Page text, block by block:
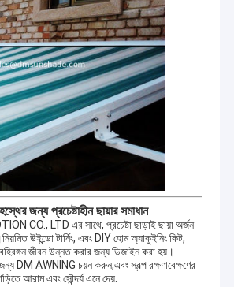
জন্য প্রচেষ্টাহীন ছায়ার সমাধান
CO., LTD এর সাথে, প্রচেষ্টা ছাড়াই ছায়া অর্জন
উইন্ডো টার্নিং, এবং DIY হোম অ্যাকুইনিং কিট,
জীবন উন্নত করার জন্য ডিজাইন করা হয়।
DM AWNING চয়ন করুন,এবং স্বল্প রক্ষণাবেক্ষণের
আরাম এবং সৌন্দর্য এনে দেয়.